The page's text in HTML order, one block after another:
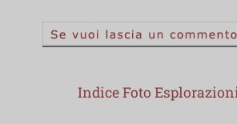
Indice Foto